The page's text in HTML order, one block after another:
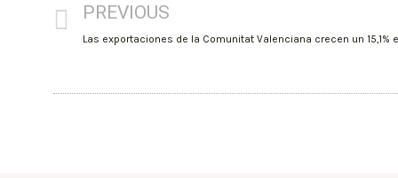
PREVIOUS